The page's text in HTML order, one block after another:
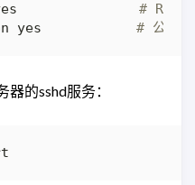
yes # RSA
yes # 公钥
的sshd服务：